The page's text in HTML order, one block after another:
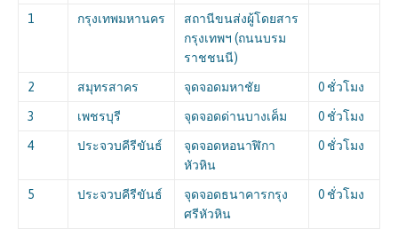
1 กรุงเทพมหานคร
สถานีขนส่งผู้โดยสาร
กรุงเทพฯ (ถนนบรม
ราชชนนี)
2 สมุทรสาคร จุดจอดมหาชัย 0 ชั่วโมง
3 เพชรบุรี จุดจอดด่านบางเค็ม 0 ชั่วโมง
4 ประจวบคีรีขันธ์
จุดจอดหอนาฬิกา
หัวหิน
0 ชั่วโมง
5 ประจวบคีรีขันธ์
จุดจอดธนาคารกรุง
ศรีหัวหิน
0 ชั่วโมง